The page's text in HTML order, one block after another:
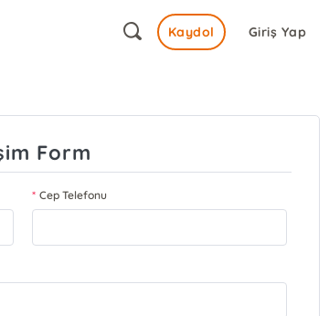
Giriş Yap
Kaydol
Form
Cep Telefonu